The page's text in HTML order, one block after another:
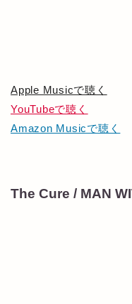
Apple Musicで聴く
YouTubeで聴く
Amazon Musicで聴く
The Cure / MAN